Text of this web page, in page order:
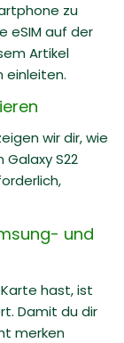
zu
eSIM auf der
Artikel
einleiten.
wir dir, wie
Galaxy S22
und
hast, ist
Damit du dir
merken